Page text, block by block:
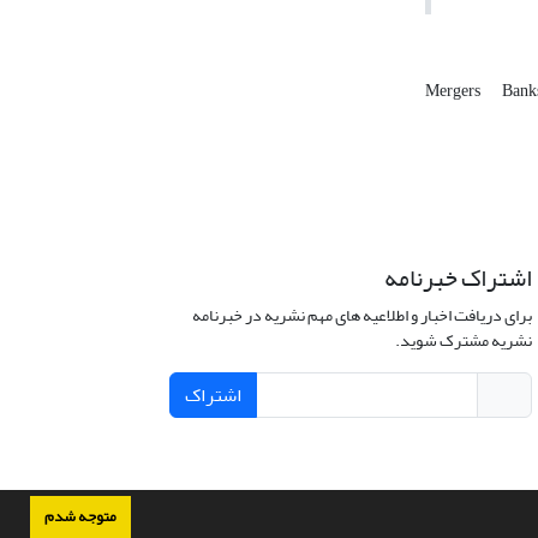
متوجه شدم
Mergers
اشتراک خبرنامه
برای دریافت اخبار و اطلاعیه های مهم نشریه در خبرنامه
نشریه مشترک شوید.
اشتراک